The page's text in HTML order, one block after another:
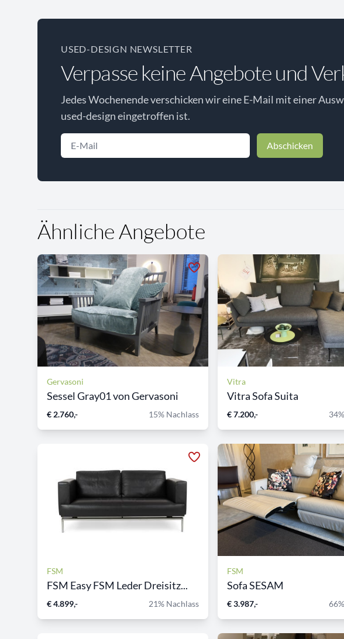
USED-DESIGN NEWSLETTER
Verpasse keine Angebote und
Jedes Wochenende verschicken wir eine E-Mail mit einer
used-design eingetroffen ist.
Abschicken
Ähnliche Angebote
Gervasoni
Sessel Gray01 von Gervasoni
€ 2.760,- 15% Nachlass
Vitra
Vitra Sofa Suita
€ 7.200,-
FSM
FSM Easy FSM Leder Dreisitz...
€ 4.899,- 21% Nachlass
FSM
Sofa SESAM
€ 3.987,-